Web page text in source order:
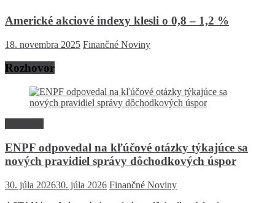
Americké akciové indexy klesli o 0,8 – 1,2 %
18. novembra 2025 Finančné Noviny
Rozhovor
ENPF odpovedal na kľúčové otázky týkajúce sa
nových pravidiel správy dôchodkových úspor
30. júla 202630. júla 2026 Finančné Noviny